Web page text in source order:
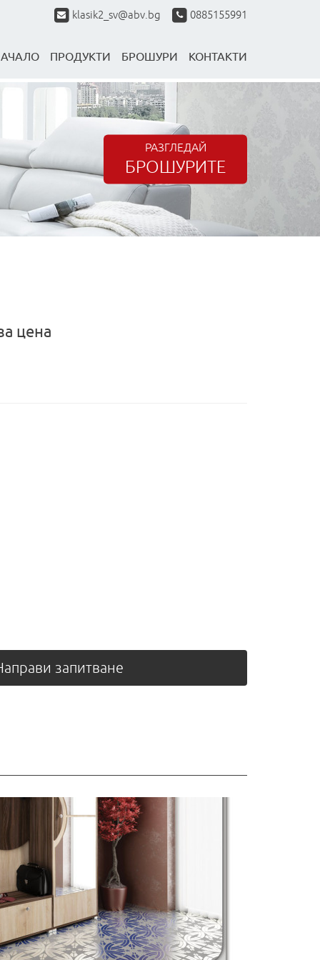
klasik2_sv@abv.bg 0885155991
ПРОДУКТИ БРОШУРИ КОНТАКТИ
РАЗГЛЕДАЙ
БРОШУРИТЕ
цена
запитване